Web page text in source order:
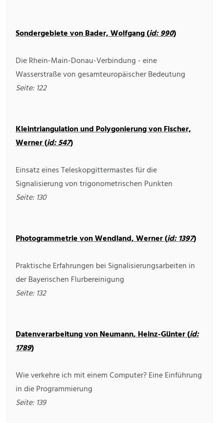
Sondergebiete von Bader, Wolfgang (id: 990)
Die Rhein-Main-Donau-Verbindung - eine
Wasserstraße von gesamteuropäischer Bedeutung
Seite: 122
Kleintriangulation und Polygonierung von Fischer,
Werner (id: 547)
Einsatz eines Teleskopgittermastes für die
Signalisierung von trigonometrischen Punkten
Seite: 130
Photogrammetrie von Wendland, Werner (id: 1397)
Praktische Erfahrungen bei Signalisierungsarbeiten in
der Bayerischen Flurbereinigung
Seite: 132
Datenverarbeitung von Neumann, Heinz-Günter (id:
1789)
Wie verkehre ich mit einem Computer? Eine Einführung
in die Programmierung
Seite: 139